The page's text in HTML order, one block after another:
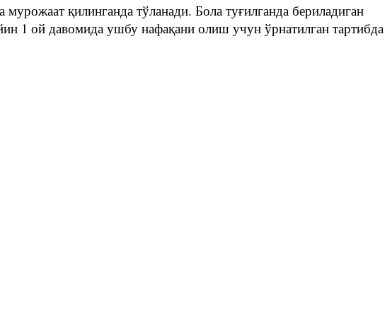
қилинганда тўланади. Бола туғилганда бериладиган
1 ой давомида ушбу нафақани олиш учун ўрнатилган тартибда